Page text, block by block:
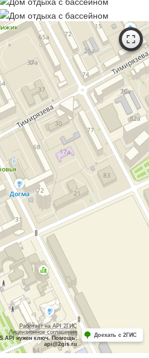
Работает на API 2ГИС
Лицензионное соглашение
API нужен ключ. Помощь:
api@2gis.ru
Доехать с 2ГИС